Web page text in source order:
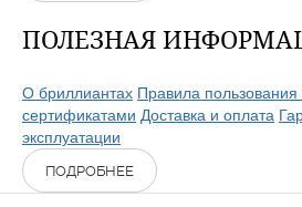
ПОЛЕЗНАЯ
О бриллиантах Правила
сертификатами Доставка и оплата
эксплуатации
ПОДРОБНЕЕ